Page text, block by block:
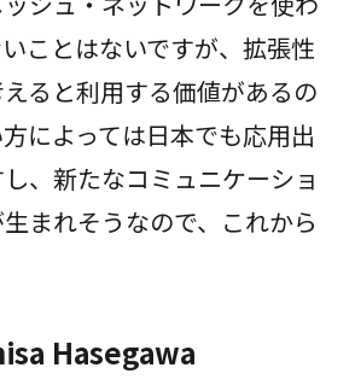
ことはないですが、拡張性
ると利用する価値があるの
によっては日本でも応用出
、新たなコミュニケーショ
まれそうなので、これから
Hasegawa